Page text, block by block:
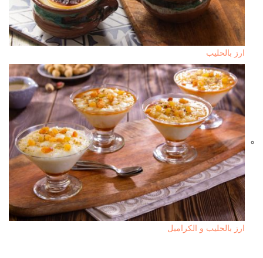
ارز بالحليب
ارز بالحليب و الكراميل